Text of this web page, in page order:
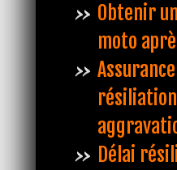
Obtenir
moto
résiliation
Délai